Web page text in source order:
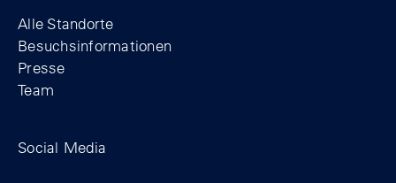
Alle Standorte
Besuchsinformationen
Presse
Team
Social Media